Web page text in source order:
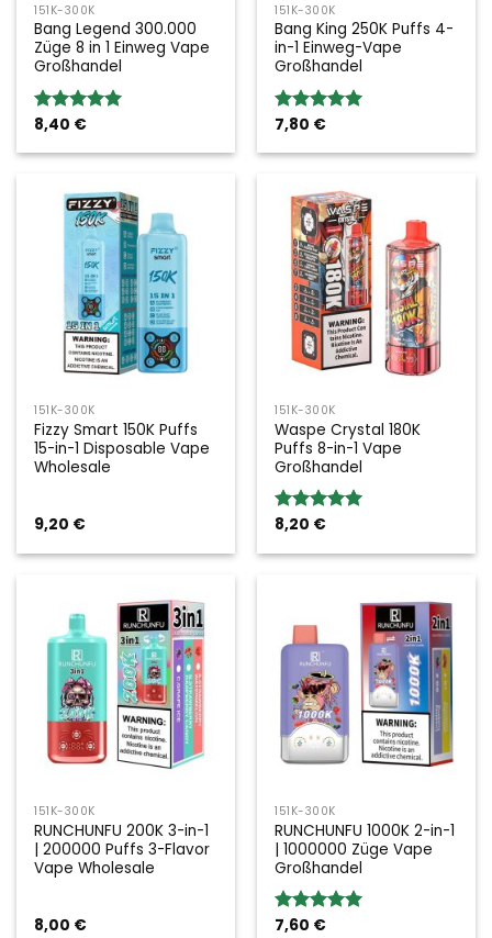
151K-300K
Bang Legend 300.000
Züge 8 in 1 Einweg Vape
Großhandel
Bewertung:
8,40 €
151K-300K
Bang King 250K Puffs 4-
in-1 Einweg-Vape
Großhandel
Bewertung:
7,80 €
151K-300K
Fizzy Smart 150K Puffs
15-in-1 Disposable Vape
Wholesale
9,20 €
151K-300K
Waspe Crystal 180K
Puffs 8-in-1 Vape
Großhandel
Bewertung:
8,20 €
151K-300K
RUNCHUNFU 200K 3-in-1
| 200000 Puffs 3-Flavor
Vape Wholesale
8,00 €
151K-300K
RUNCHUNFU 1000K 2-in-1
| 1000000 Züge Vape
Großhandel
Bewertung:
7,60 €